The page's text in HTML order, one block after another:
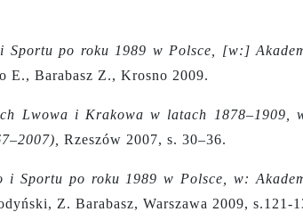
Sportu po roku 1989 w Polsce, [w:]
E., Barabasz Z., Krosno 2009.
Lwowa i Krakowa w latach 1878–1909,
Rzeszów 2007, s. 30–36.
i Sportu po roku 1989 w Polsce, w:
Z. Barabasz, Warszawa 2009, s.121-